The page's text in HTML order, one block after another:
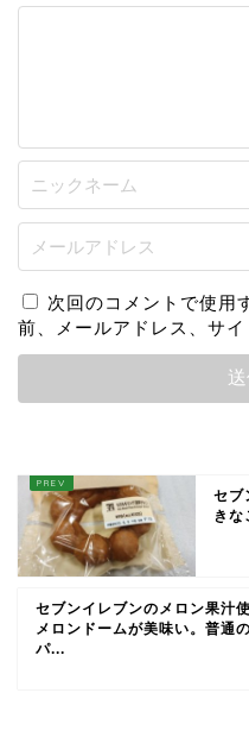
次回のコメントで使用
前、メールアドレス、サイ
セブ
き
セブンイレブンのメロン果汁
メロンドームが美味い。普通
パ...